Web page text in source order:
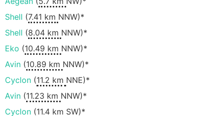
Shell (7.41 km NNW)*
Shell (8.04 km NNW)*
Eko (10.49 km NNW)*
Avin (10.89 km NNW)*
Cyclon (11.2 km NNE)*
Avin (11.23 km NNW)*
Cyclon (11.4 km SW)*